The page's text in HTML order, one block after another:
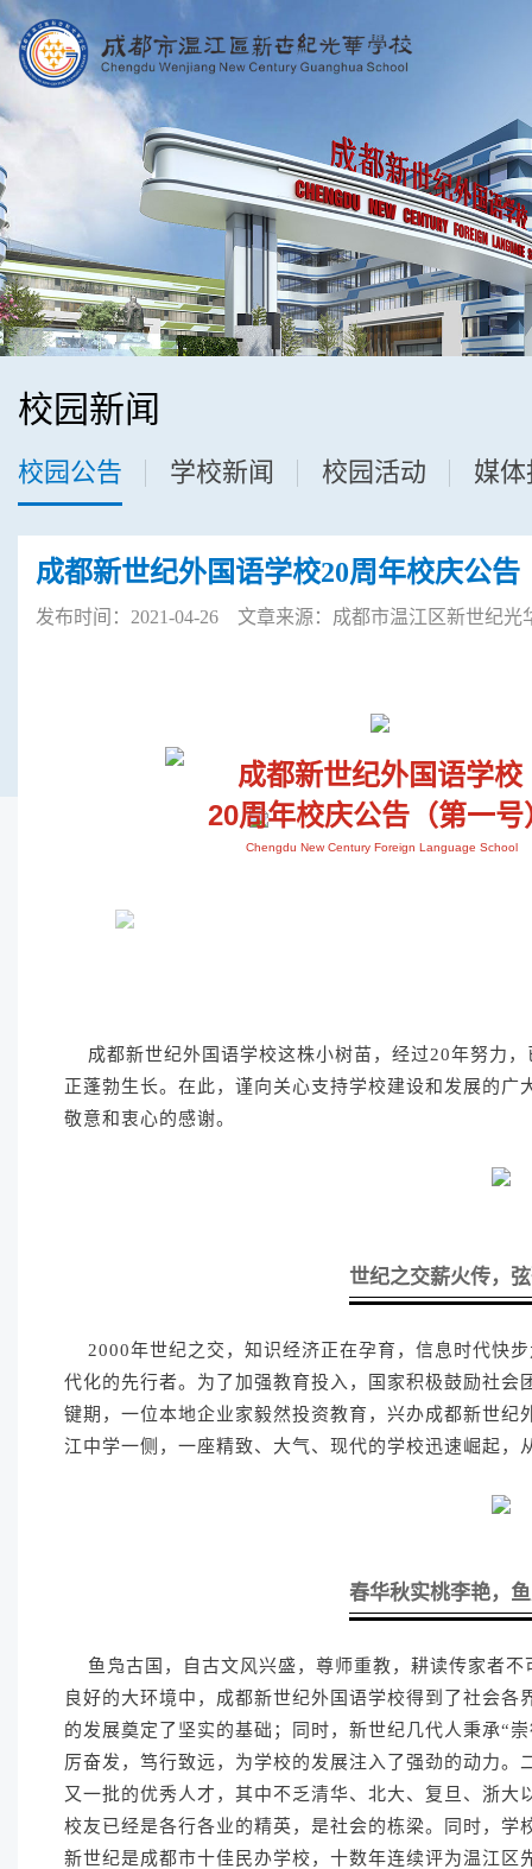
校园新闻
校园公告 学校新闻 校园活动 媒
成都新世纪外国语学校20周年校庆公告
发布时间：2021-04-26 文章来源：成都市温江区新世纪
成都新世纪外国语学校
20周年校庆公告（第一号
Chengdu New Century Foreign Language School
成都新世纪外国语学校这株小树苗，经过20年努力
正蓬勃生长。在此，谨向关心支持学校建设和发展的
敬意和衷心的感谢。
世纪之交薪火传，
2000年世纪之交，知识经济正在孕育，信息时代快
代化的先行者。为了加强教育投入，国家积极鼓励社
键期，一位本地企业家毅然投资教育，兴办成都新世
江中学一侧，一座精致、大气、现代的学校迅速崛起，
春华秋实桃李艳，
鱼凫古国，自古文风兴盛，尊师重教，耕读传家者不
良好的大环境中，成都新世纪外国语学校得到了社会
的发展奠定了坚实的基础；同时，新世纪几代人秉承“
厉奋发，笃行致远，为学校的发展注入了强劲的动力
又一批的优秀人才，其中不乏清华、北大、复旦、浙
校友已经是各行各业的精英，是社会的栋梁。同时，
新世纪是成都市十佳民办学校，十数年连续评为温江